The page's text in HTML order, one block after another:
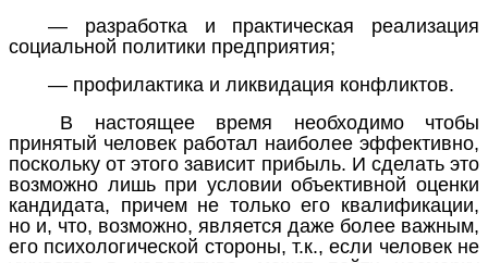
— разработка и практическая реализация
социальной политики предприятия;
— профилактика и ликвидация конфликтов.
В настоящее время необходимо чтобы
принятый человек работал наиболее эффективно,
поскольку от этого зависит прибыль. И сделать это
возможно лишь при условии объективной оценки
кандидата, причем не только его квалификации,
но и, что, возможно, является даже более важным,
его психологической стороны, т.к., если человек не